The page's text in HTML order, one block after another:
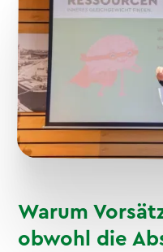
Warum
obwohl die